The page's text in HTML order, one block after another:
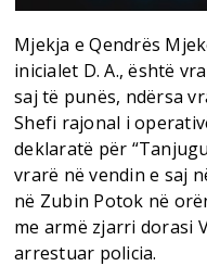
Mjekja e Qendrës
inicialet D. A., është
saj të punës, ndërsa
Shefi rajonal i
deklaratë për
vrarë në vendin e saj
në Zubin Potok në
me armë zjarri dorasi
arrestuar policia.